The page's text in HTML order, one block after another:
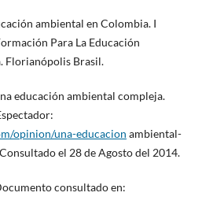
ambiental en Colombia. I
Para La Educación
Florianópolis Brasil.
educación ambiental compleja.
opinion/una-educacion ambiental-
el 28 de Agosto del 2014.
consultado en: